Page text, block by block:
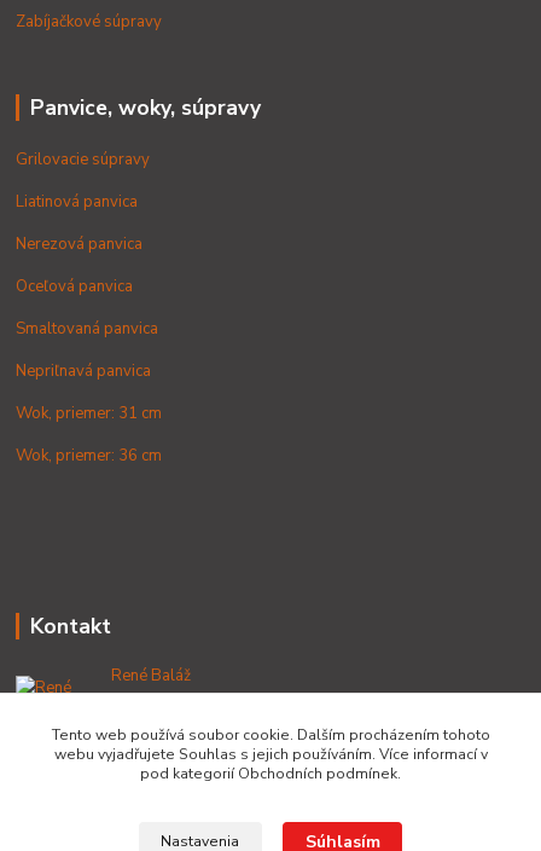
Zabíjačkové súpravy
Panvice, woky, súpravy
Grilovacie súpravy
Liatinová panvica
Nerezová panvica
Oceľová panvica
Smaltovaná panvica
Nepriľnavá panvica
Wok, priemer: 31 cm
Wok, priemer: 36 cm
Kontakt
René Baláž
+421 902 212 007
od 8:00 - do 16:00 hod
info@lacnekotliky.sk
Tento web používá soubor cookie. Dalším procházením tohoto
webu vyjadřujete Souhlas s jejich používáním. Více informací v
pod kategorií Obchodních podmínek.
Nastavenia Súhlasím